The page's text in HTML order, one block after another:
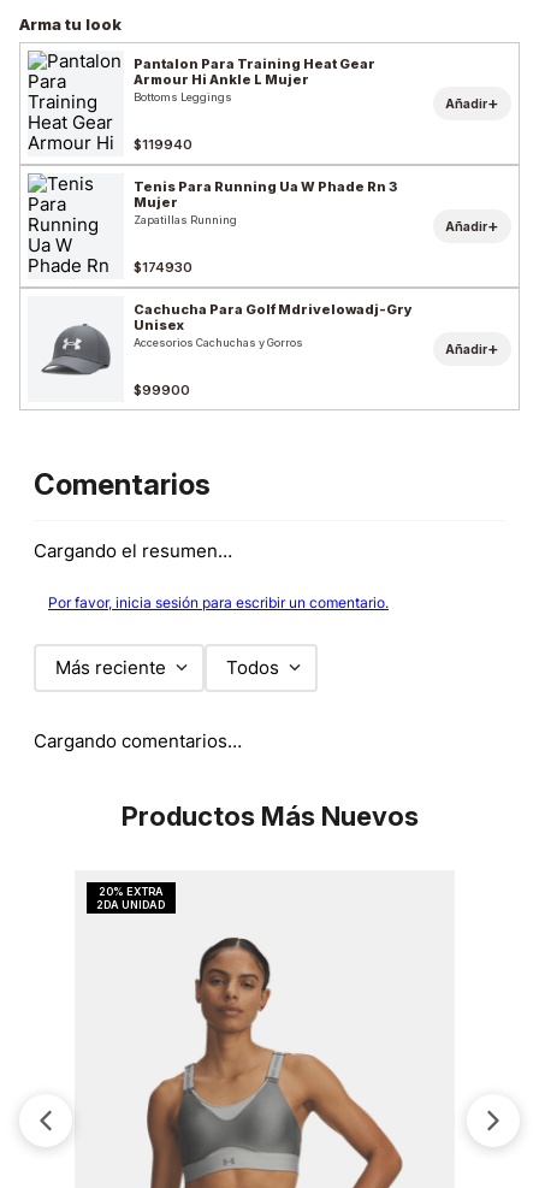
Arma tu look
Pantalon Para Training Heat Gear
Armour Hi Ankle L Mujer
Bottoms Leggings
$119940
Añadir+
Tenis Para Running Ua W Phade Rn 3
Mujer
Zapatillas Running
$174930
Añadir+
Cachucha Para Golf Mdrivelowadj-Gry
Unisex
Accesorios Cachuchas y Gorros
$99900
Añadir+
Comentarios
Cargando el resumen…
Por favor, inicia sesión para escribir un comentario.
Más reciente Todos
Cargando comentarios…
Productos Más Nuevos